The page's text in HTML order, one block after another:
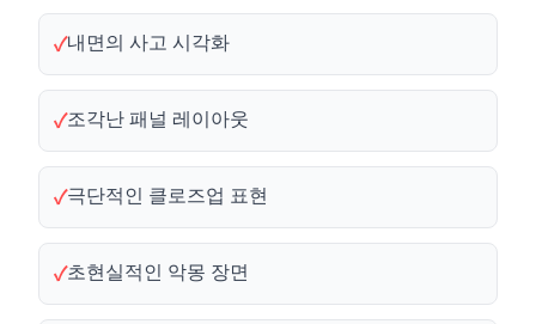
✓내면의 사고 시각화
✓조각난 패널 레이아웃
✓극단적인 클로즈업 표현
✓초현실적인 악몽 장면